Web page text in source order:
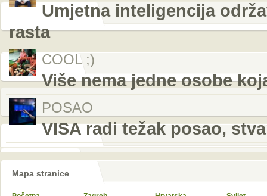
Umjetna inteligencija
rasta
COOL ;)
Više nema jedne osobe
POSAO
VISA radi težak posao,
Mapa stranice